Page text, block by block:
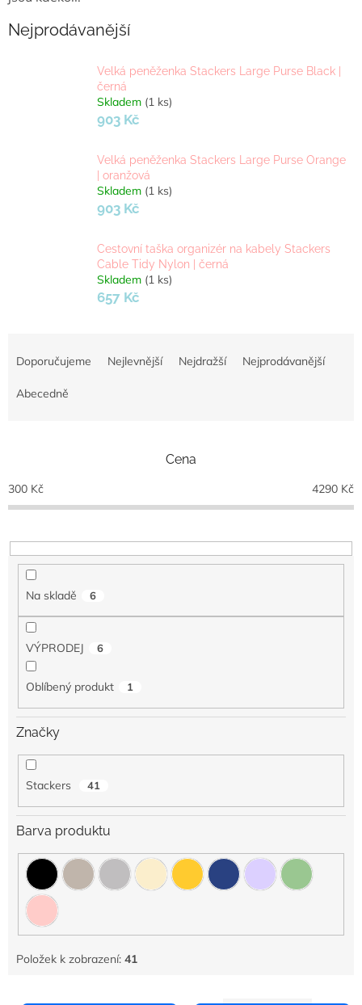
Nejprodávanější
​Velká peněženka Stackers Large Purse Black |
černá
Skladem (1 ks)
903 Kč
​Velká peněženka Stackers Large Purse Orange
| oranžová
Skladem (1 ks)
903 Kč
Cestovní taška organizér na kabely Stackers
Cable Tidy Nylon | černá
Skladem (1 ks)
657 Kč
e
o
d
k
t
Doporučujeme Nejlevnější Nejdražší Nejprodávanější
Abecedně
Cena
300 Kč 4290 Kč
Na skladě 6
VÝPRODEJ 6
Oblíbený produkt 1
Značky
Stackers 41
Barva produktu
Položek k zobrazení: 41